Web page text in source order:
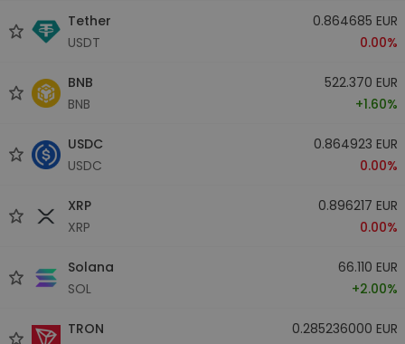
Tether
USDT
0.864685 EUR
0.00%
BNB
BNB
522.370 EUR
+1.60%
USDC
USDC
0.864923 EUR
0.00%
XRP
XRP
0.896217 EUR
0.00%
Solana
SOL
66.110 EUR
+2.00%
TRON
0.285236000 EUR